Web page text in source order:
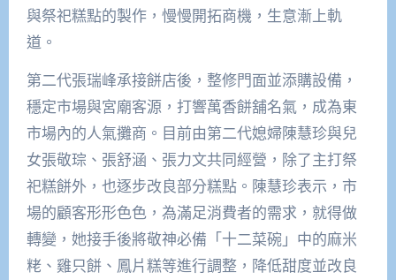
與祭祀糕點的製作，慢慢開拓商機，生意漸上軌
道。
第二代張瑞峰承接餅店後，整修門面並添購設備，
穩定市場與宮廟客源，打響萬香餅舖名氣，成為東
市場內的人氣攤商。目前由第二代媳婦陳慧珍與兒
女張敬琮、張舒涵、張力文共同經營，除了主打祭
祀糕餅外，也逐步改良部分糕點。陳慧珍表示，市
場的顧客形形色色，為滿足消費者的需求，就得做
轉變，她接手後將敬神必備「十二菜碗」中的麻米
粩、雞只餅、鳳片糕等進行調整，降低甜度並改良